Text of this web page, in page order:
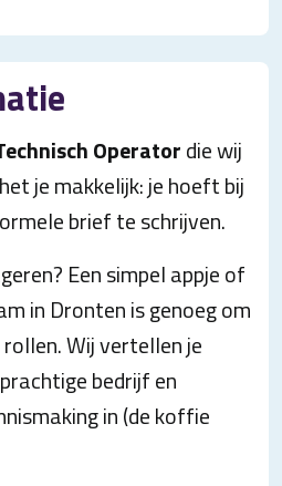
Operatordie wij
je makkelijk: je hoeft bij
brief te schrijven.
Een simpel appje of
in Dronten is genoeg om
Wij vertellen je
bedrijf en
in (de koffie